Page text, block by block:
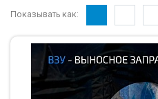
Показывать как: